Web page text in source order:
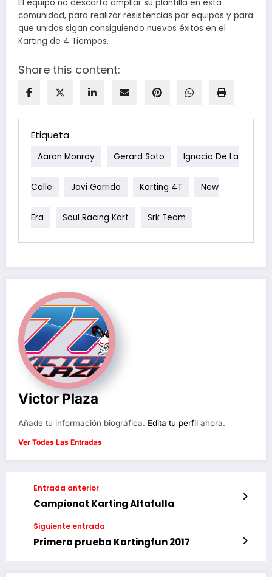
El equipo no descarta ampliar su plantilla en esta
comunidad, para realizar resistencias por equipos y para
que unidos sigan consiguiendo nuevos éxitos en el
Karting de 4 Tiempos.
Share this content:
Etiqueta
Aaron Monroy Gerard Soto Ignacio De La
Calle Javi Garrido Karting 4T New
Era Soul Racing Kart Srk Team
Victor Plaza
Añade tu información biográfica. Edita tu perfil ahora.
Ver Todas Las Entradas
Entrada anterior
Campionat Karting Altafulla
Siguiente entrada
Primera prueba Kartingfun 2017